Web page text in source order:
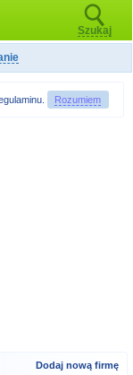
Szukaj
Rozumiem
Dodaj nową firmę